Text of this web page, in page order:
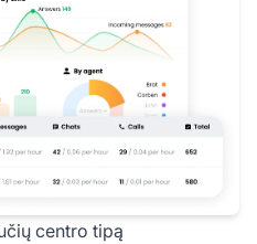
centro tipą